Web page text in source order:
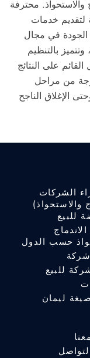
محترفة
خدمات
الجودة في مجال
بالتنظيم
على النتائج
من مراحل
الإغلاق الناجح
الشركات
والاستحواذ)
للبيع
حسب الدول
للبيع
ليمان